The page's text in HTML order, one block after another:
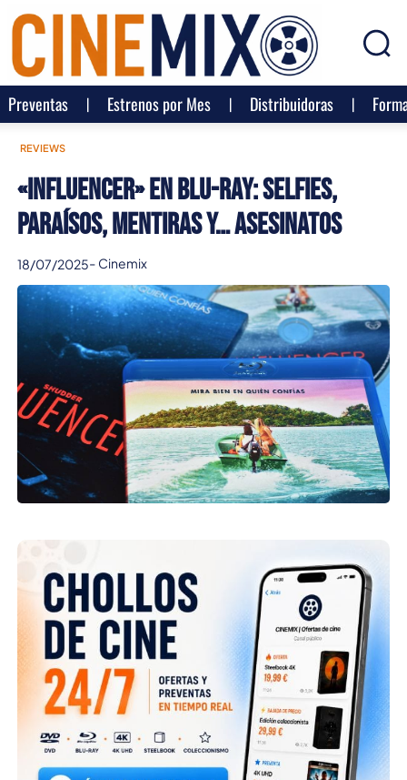
Preventas Estrenos por Mes Distribuidoras
REVIEWS
«Influencer» en Blu-ray: Selfies,
paraísos, mentiras y… asesinatos
18/07/2025- Cinemix